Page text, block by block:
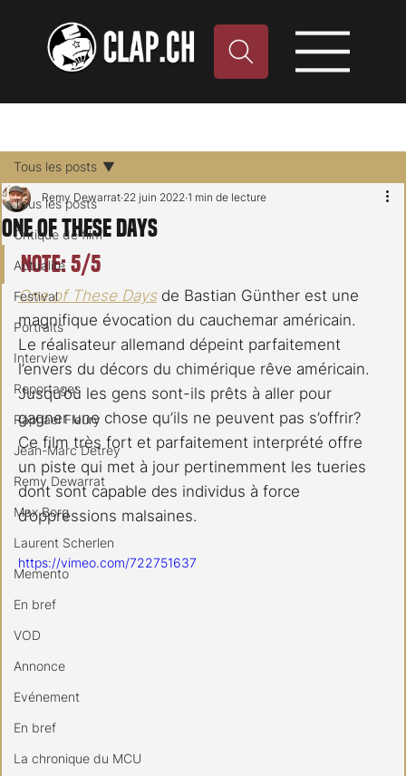
Tous les posts
Critique de film
Actualité
Festival
Portraits
Interview
Reportages
Raphael Fleury
Jean-Marc Detrey
Remy Dewarrat
Max Borg
Laurent Scherlen
Memento
En bref
VOD
Annonce
Evénement
En bref
La chronique du MCU
Tous les posts
One of These Days
Remy Dewarrat 22 juin 2022 1 min de lecture
Note: 5/5
One of These Days de Bastian Günther est une
magnifique évocation du cauchemar américain.
Le réalisateur allemand dépeint parfaitement
l’envers du décors du chimérique rêve américain.
Jusqu’où les gens sont-ils prêts à aller pour
gagner une chose qu’ils ne peuvent pas s’offrir?
Ce film très fort et parfaitement interprété offre
un piste qui met à jour pertinemment les tueries
dont sont capable des individus à force
d’oppressions malsaines.
https://vimeo.com/722751637